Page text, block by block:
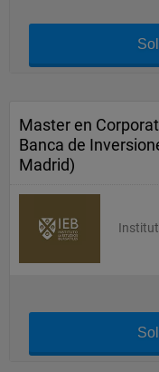
Master en
Banca de
Madrid)